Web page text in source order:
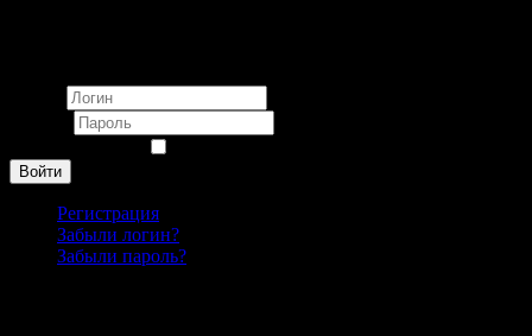
Войти
Регистрация
Забыли логин?
Забыли пароль?